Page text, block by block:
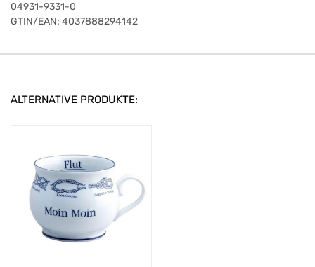
04931-9331-0
GTIN/EAN: 4037888294142
ALTERNATIVE PRODUKTE: